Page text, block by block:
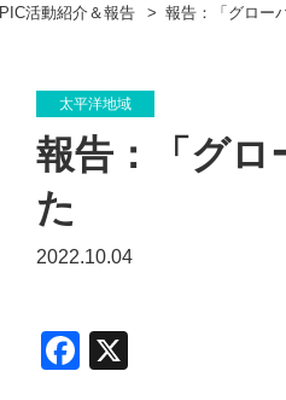
PIC活動紹介＆報告 > 報告：「グロー
太平洋地域
報告：「グロ
た
2022.10.04
F